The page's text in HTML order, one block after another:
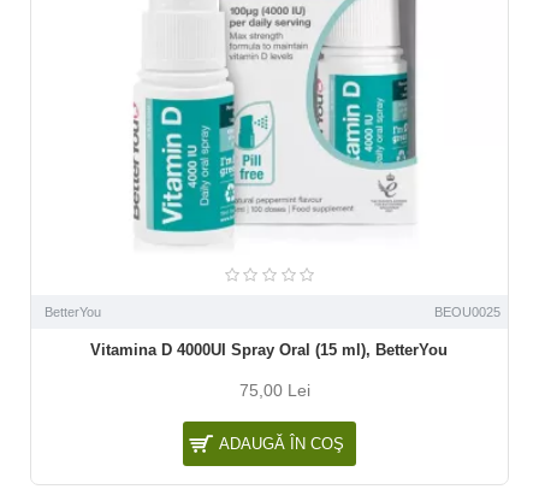
BetterYou BEOU0025
Vitamina D 4000UI Spray Oral (15 ml), BetterYou
75,00 Lei
ADAUGĂ ÎN COŞ